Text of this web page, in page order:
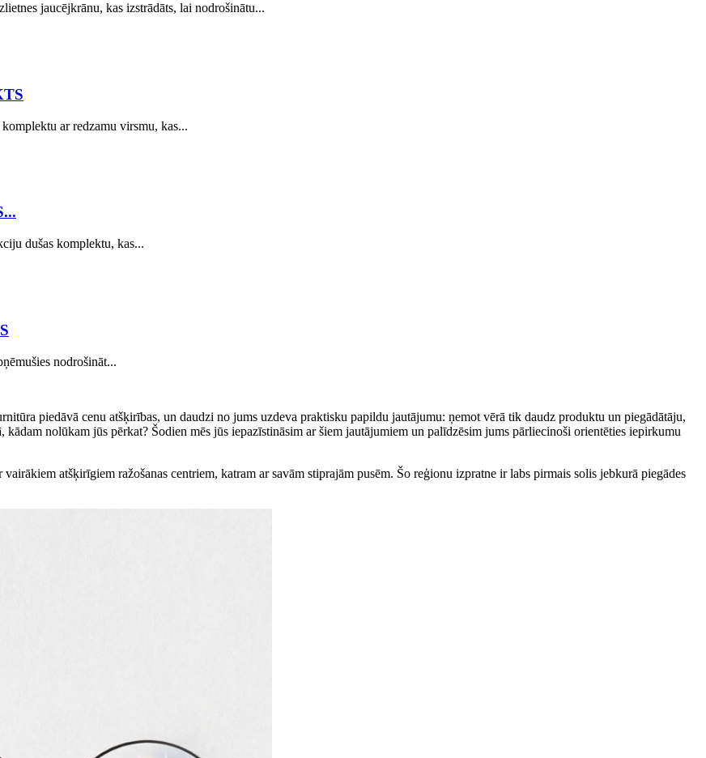
jaucējkrānu, kas izstrādāts, lai nodrošinātu...
ar redzamu virsmu, kas...
dušas komplektu, kas...
nodrošināt...
piedāvā cenu atšķirības, un daudzi no jums uzdeva praktisku papildu jautājumu: ņemot vērā tik daudz produktu un piegādātāju,
nolūkam jūs pērkat? Šodien mēs jūs iepazīstināsim ar šiem jautājumiem un palīdzēsim jums pārliecinoši orientēties iepirkumu
atšķirīgiem ražošanas centriem, katram ar savām stiprajām pusēm. Šo reģionu izpratne ir labs pirmais solis jebkurā piegādes